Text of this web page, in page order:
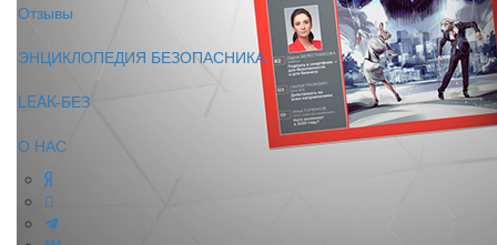
Отзывы
ЭНЦИКЛОПЕДИЯ БЕЗОПАСНИКА
LEAK-БЕЗ
О НАС